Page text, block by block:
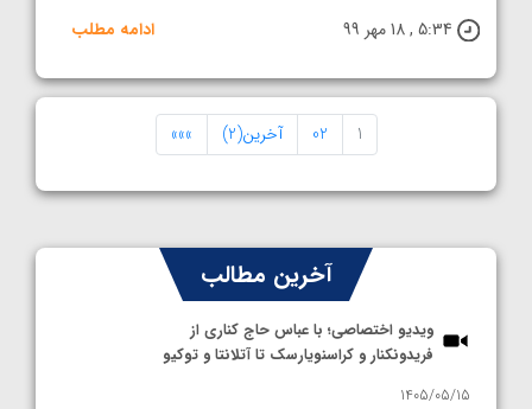
5:34 , 18 مهر 99
ادامه مطلب
1
02 آخرین(2) »»»
آخرین مطالب
ویدیو اختصاصی؛ با عباس حاج کناری از
فریدونکنار و کراسنویارسک تا آتلانتا و توکیو
1405/05/15